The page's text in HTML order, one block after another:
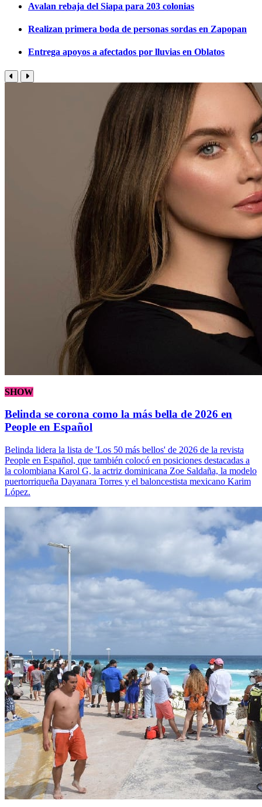
Avalan rebaja del Siapa para 203 colonias
Realizan primera boda de personas sordas en Zapopan
Entrega apoyos a afectados por lluvias en Oblatos
SHOW
Belinda se corona como la más bella de 2026 en
People en Español
Belinda lidera la lista de 'Los 50 más bellos' de 2026 de la revista
People en Español, que también colocó en posiciones destacadas a
la colombiana Karol G, la actriz dominicana Zoe Saldaña, la modelo
puertorriqueña Dayanara Torres y el baloncestista mexicano Karim
López.